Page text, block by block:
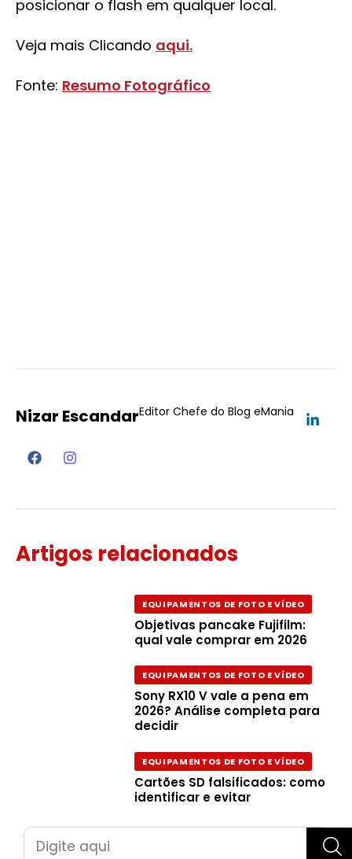
posicionar o flash em qualquer local.
Veja mais Clicando aqui.
Fonte: Resumo Fotográfico
Nizar EscandarEditor Chefe do Blog eMania
Artigos relacionados
EQUIPAMENTOS DE FOTO E VÍDEO
Objetivas pancake Fujifilm:
qual vale comprar em 2026
EQUIPAMENTOS DE FOTO E VÍDEO
Sony RX10 V vale a pena em
2026? Análise completa para
decidir
EQUIPAMENTOS DE FOTO E VÍDEO
Cartões SD falsificados: como
identificar e evitar
Pesquisar